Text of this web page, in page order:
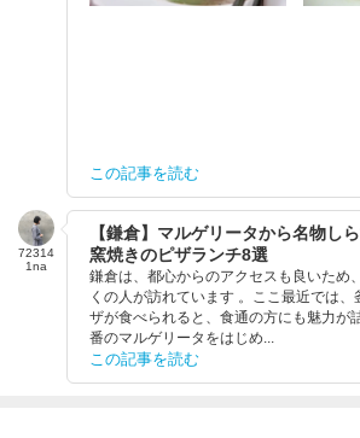
この記事を読む
72314
1na
【鎌倉】マルゲリータから名物し
窯焼きのピザランチ8選
鎌倉は、都心からのアクセスも良いため
くの人が訪れています 。ここ最近では
ザが食べられると、食通の方にも魅力が
番のマルゲリータをはじめ...
この記事を読む